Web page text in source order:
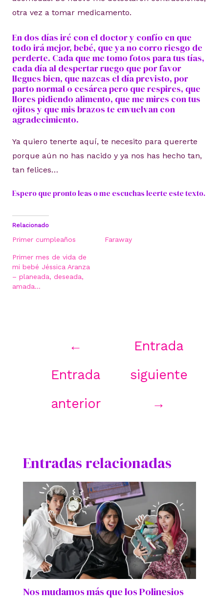
otra vez a tomar medicamento.
En dos días iré con el doctor y confío en que
todo irá mejor, bebé, que ya no corro riesgo de
perderte. Cada que me tomo fotos para tus tías,
cada día al despertar ruego que por favor
llegues bien, que nazcas el día previsto, por
parto normal o cesárea pero que respires, que
llores pidiendo alimento, que me mires con tus
ojitos y que mis brazos te envuelvan con
agradecimiento.
Ya quiero tenerte aquí, te necesito para quererte
porque aún no has nacido y ya nos has hecho tan,
tan felices…
Espero que pronto leas o me escuchas leerte este texto.
Relacionado
Primer cumpleaños Faraway
Primer mes de vida de
mi bebé Jéssica Aranza
– planeada, deseada,
amada…
←
Entrada
anterior
Entrada
siguiente
→
Entradas relacionadas
Nos mudamos más que los Polinesios